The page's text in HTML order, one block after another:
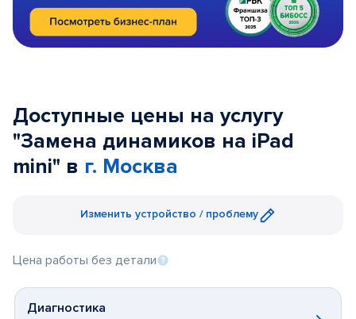
Доступные цены на услугу
"Замена динамиков на iPad
mini" в г. Москва
Изменить устройство / проблему
Цена работы без детали
Диагностика